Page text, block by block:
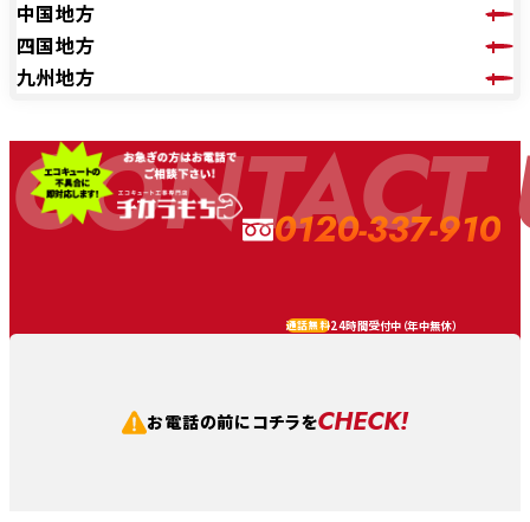
中国地方
四国地方
九州地方
CONTACT
0120-337-910
通話無料24時間受付中（年中無休）
お電話の前にコチラをCHECK!